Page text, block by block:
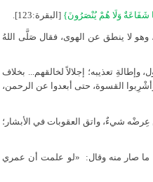
شَفَاعَةٌ وَلَا هُمْ يُنْصَرُونَ} [البقرة:123].
وهو لا ينطق عن الهوى، فقال صَلَّى اللهُ
تعذيبه؛ إجلالاً لخالقهم... بخلاف
القسوة، حتى أبعدوا عن الرحمن،
عِرضْه شيءٌ، واتق العقوبات في الأبشار؛
ما صار منه وقال:
«لو علمت أن عمري